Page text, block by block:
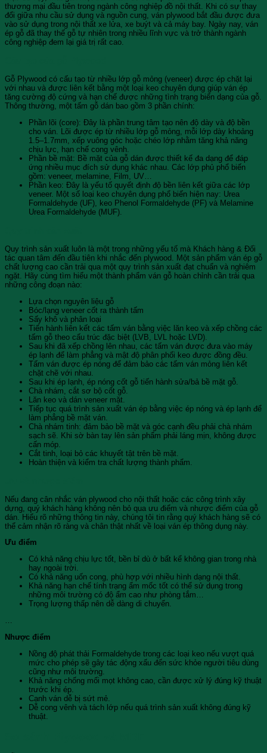
thương mại đầu tiên trong ngành công nghiệp đồ nội thất. Khi có sự thay
đổi giữa nhu cầu sử dụng và nguồn cung, ván plywood bắt đầu được đưa
vào sử dụng trong nội thất xe lửa, xe buýt và cả máy bay. Ngày nay, ván
ép gỗ đã thay thế gỗ tự nhiên trong nhiều lĩnh vực và trở thành ngành
công nghiệp đem lại giá trị rất cao.
Gỗ Plywood có cấu tạo từ nhiều lớp gỗ mỏng (veneer) được ép chặt lại
với nhau và được liên kết bằng một loại keo chuyên dụng giúp ván ép
tăng cường độ cứng và hạn chế được những tình trạng biến dạng của gỗ.
Thông thường, một tấm gỗ dán bao gồm 3 phần chính:
Phần lõi (core): Đây là phần trung tâm tạo nên độ dày và độ bền
cho ván. Lõi được ép từ nhiều lớp gỗ mỏng, mỗi lớp dày khoảng
1.5–1.7mm, xếp vuông góc hoặc chéo lớp nhằm tăng khả năng
chịu lực, hạn chế cong vênh.
Phần bề mặt: Bề mặt của gỗ dán được thiết kế đa dạng để đáp
ứng nhiều mục đích sử dụng khác nhau. Các lớp phủ phổ biến
gồm: veneer, melamine, Film, UV…
Phần keo: Đây là yếu tố quyết định độ bền liên kết giữa các lớp
veneer. Một số loại keo chuyên dụng phổ biến hiện nay: Urea
Formaldehyde (UF), keo Phenol Formaldehyde (PF) và Melamine
Urea Formaldehyde (MUF).
Quy trình sản xuất luôn là một trong những yếu tố mà Khách hàng & Đối
tác quan tâm đến đầu tiên khi nhắc đến plywood. Một sản phẩm ván ép gỗ
chất lượng cao cần trải qua một quy trình sản xuất đạt chuẩn và nghiêm
ngặt. Hãy cùng tìm hiểu một thành phẩm ván gỗ hoàn chỉnh cần trải qua
những công đoạn nào:
Lựa chọn nguyên liệu gỗ
Bóc/lạng veneer cốt ra thành tấm
Sấy khô và phân loại
Tiến hành liên kết các tấm ván bằng việc lăn keo và xếp chồng các
tấm gỗ theo cấu trúc đặc biệt (LVB, LVL hoặc LVD).
Sau khi đã xếp chồng lên nhau, các tấm ván được đưa vào máy
ép lạnh để làm phẳng và mật độ phân phối keo được đồng đều.
Tấm ván được ép nóng để đảm bảo các tấm ván mỏng liên kết
chặt chẽ với nhau.
Sau khi ép lạnh, ép nóng cốt gỗ tiến hành sửa/bả bề mặt gỗ.
Chà nhám, cắt sơ bộ cốt gỗ.
Lăn keo và dán veneer mặt.
Tiếp tục quá trình sản xuất ván ép bằng việc ép nóng và ép lạnh để
làm phẳng bề mặt ván.
Chà nhám tinh: đảm bảo bề mặt và góc cạnh đều phải chà nhám
sạch sẽ. Khi sờ bàn tay lên sản phẩm phải láng mịn, không được
cấn móp.
Cắt tinh, loại bỏ các khuyết tật trên bề mặt.
Hoàn thiện và kiểm tra chất lượng thành phẩm.
Nếu đang cân nhắc ván plywood cho nội thất hoặc các công trình xây
dựng, quý khách hàng không nên bỏ qua ưu điểm và nhược điểm của gỗ
dán. Hiểu rõ những thông tin này, chúng tôi tin rằng quý khách hàng sẽ có
thể cảm nhận rõ ràng và chân thật nhất về loại ván ép thông dụng này.
Ưu điểm
Có khả năng chịu lực tốt, bền bỉ dù ở bất kể không gian trong nhà
hay ngoài trời.
Có khả năng uốn cong, phù hợp với nhiều hình dạng nội thất.
Khả năng hạn chế tính trạng ẩm mốc tốt có thể sử dụng trong
những môi trường có độ ẩm cao như phòng tắm…
Trọng lượng thấp nên dễ dàng di chuyển.
…
Nhược điểm
Nồng độ phát thải Formaldehyde trong các loại keo nếu vượt quá
mức cho phép sẽ gây tác động xấu đến sức khỏe người tiêu dùng
cũng như môi trường.
Khả năng chống mối mọt không cao, cần được xử lý đúng kỹ thuật
trước khi ép.
Cạnh ván dễ bị sứt mẻ.
Dễ cong vênh và tách lớp nếu quá trình sản xuất không đúng kỹ
thuật.